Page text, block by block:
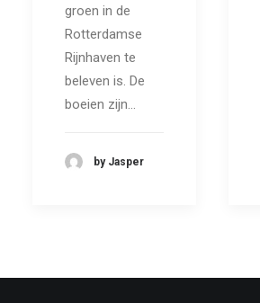
groen in de
Rotterdamse
Rijnhaven te
beleven is. De
boeien zijn…
by Jasper